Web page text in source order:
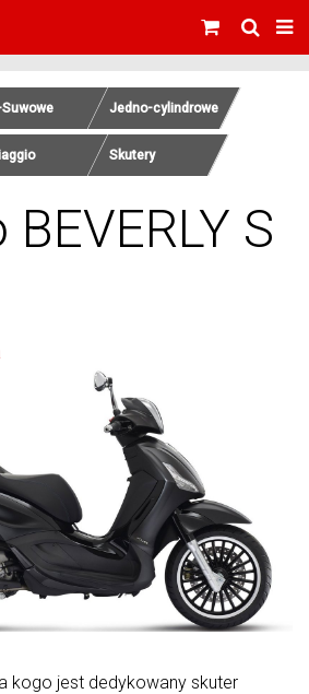
Jedno-cylindrowe
Skutery
S
kogo jest dedykowany skuter